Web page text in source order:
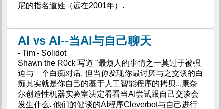
尼的指名道姓（远在2001年）.
AI vs AI--当AI与自己聊天
- Tim - Solidot
Shawn the R0ck 写道 "最烦人的事情之一莫过于被强
迫与一个白痴对话. 但当你发现你最讨厌与之交谈的白
痴其实就是你自己的基于人工智能程序的拷贝...康奈
尔创造性机器实验室决定看看当AI尝试跟自己交谈会
发生什么. 他们的健谈的AI程序Cleverbot与自己进行